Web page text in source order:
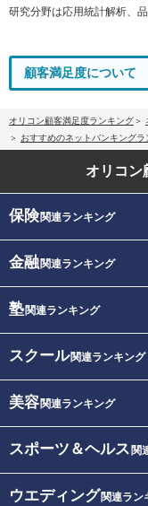
研究分野は応用統計解析、
顧客満足度について
オリコン顧客満足度ランキング
おすすめのネットバンキングラ
オリコン
保険関連ランキング
金融関連ランキング
塾関連ランキング
スクール関連ランキング
美容関連ランキング
スポーツ＆ヘルス 関
ウエディング関連ラン